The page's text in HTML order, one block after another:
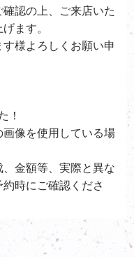
認の上、ご来店いた
ます。
様よろしくお願い申
！
像を使用している場
金額等、実際と異な
時にご確認くださ